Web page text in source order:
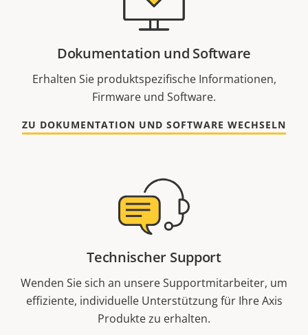
Dokumentation und Software
Erhalten Sie produktspezifische Informationen,
Firmware und Software.
ZU DOKUMENTATION UND SOFTWARE WECHSELN
Technischer Support
Wenden Sie sich an unsere Supportmitarbeiter, um
effiziente, individuelle Unterstützung für Ihre Axis
Produkte zu erhalten.